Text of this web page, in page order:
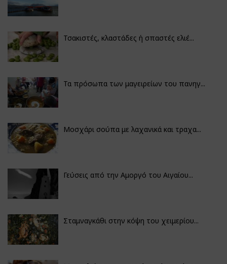
Τσακιστές, κλαστάδες ή σπαστές ελιέ...
Τα πρόσωπα των μαγειρείων του πανηγ...
Μοσχάρι σούπα με λαχανικά και τραχα...
Γεύσεις από την Αμοργό του Αιγαίου...
Σταμναγκάθι στην κόψη του χειμερίου...